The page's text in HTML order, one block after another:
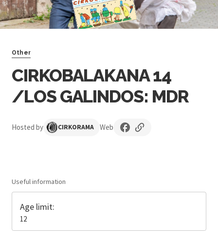
Other
CIRKOBALAKANA 14
/LOS GALINDOS: MDR
Hosted by CIRKORAMA Web
Useful information
Age limit:
12